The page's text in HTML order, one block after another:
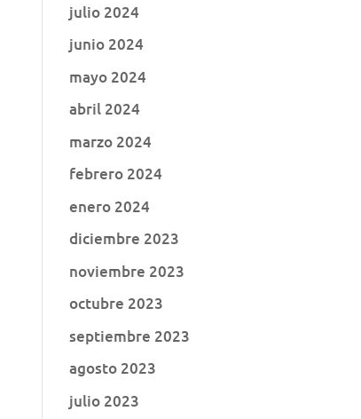
julio 2024
junio 2024
mayo 2024
abril 2024
marzo 2024
febrero 2024
enero 2024
diciembre 2023
noviembre 2023
octubre 2023
septiembre 2023
agosto 2023
julio 2023